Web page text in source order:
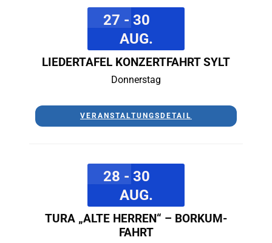
27 - 30
AUG.
LIEDERTAFEL KONZERTFAHRT SYLT
Donnerstag
VERANSTALTUNGSDETAIL
28 - 30
AUG.
TURA „ALTE HERREN“ – BORKUM-
FAHRT